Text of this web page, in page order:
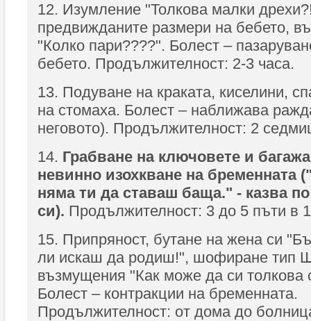
12. Изумление "Толкова малки
предвижданите размери на бебето,
"Колко пари????". Болест –
бебето. Продължителност: 2-3 часа.
13. Подуване на краката, киселини,
на стомаха. Болест – наближава
неговото). Продължителност: 2
14. Грабване на ключовете и
невинно изохкване на бременната
няма ти да ставаш баща." - казва
си). Продължителност: 3 до 5 пъти в
15. Припряност, бутане на жена си
ли искаш да родиш!", шофиране тип
възмущения "Как може да си толкова
Болест – контракции на бременната.
Продължителност: от дома до